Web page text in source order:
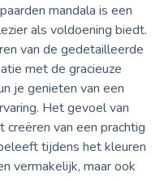
mandala is een
als voldoening biedt.
van de gedetailleerde
met de gracieuze
je genieten van een
Het gevoel van
van een prachtig
tijdens het kleuren
vermakelijk, maar ook